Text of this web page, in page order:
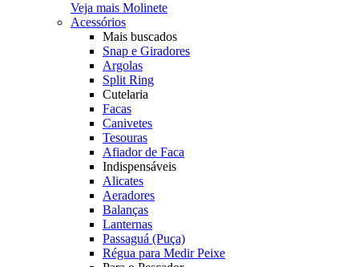
Veja mais Molinete
Acessórios
Mais buscados
Snap e Giradores
Argolas
Split Ring
Cutelaria
Facas
Canivetes
Tesouras
Afiador de Faca
Indispensáveis
Alicates
Aeradores
Balanças
Lanternas
Passaguá (Puça)
Régua para Medir Peixe